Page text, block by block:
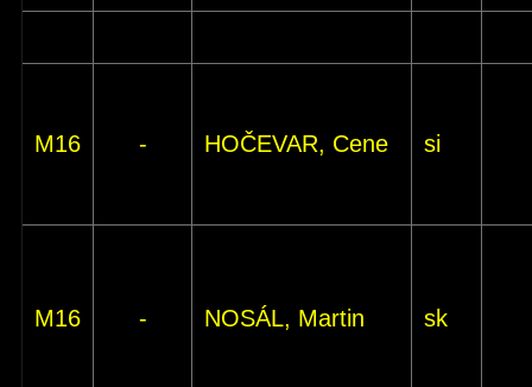
M16 - HOČEVAR, Cene si
M16 - NOSÁL, Martin sk